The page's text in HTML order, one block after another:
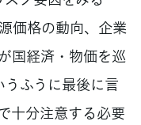
価格の動向、企業
国経済・物価を巡
うふうに最後に言
十分注意する必要